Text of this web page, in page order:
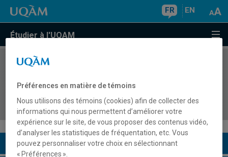
FR EN
Étudier à l'UQAM
COURS//
dans l'enseignement et l'apprentissage des
mathématiques
Description du cours
Préférences en matière de témoins
Nous utilisons des témoins (cookies) afin de collecter des
informations qui nous permettent d’améliorer votre
expérience sur le site, de vous proposer des contenus vidéo,
d’analyser les statistiques de fréquentation, etc. Vous
pouvez personnaliser votre choix en sélectionnant
« Préférences ».